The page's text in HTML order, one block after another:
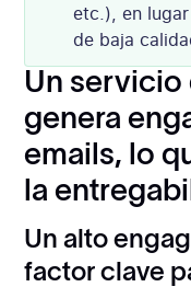
etc.), en
de baja
Un servicio
genera
emails, lo
la
Un alto
factor clave